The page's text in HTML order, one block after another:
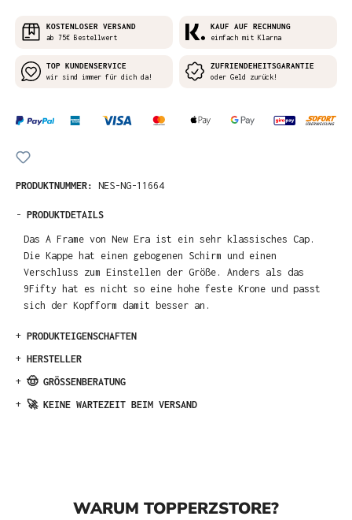
KOSTENLOSER VERSAND
ab 75€ Bestellwert
KAUF AUF RECHNUNG
einfach mit Klarna
TOP KUNDENSERVICE
wir sind immer für dich da!
ZUFRIENDEHEITSGARANTIE
oder Geld zurück!
PRODUKTNUMMER: NES-NG-11664
- PRODUKTDETAILS
Das A Frame von New Era ist ein sehr klassisches Cap.
Die Kappe hat einen gebogenen Schirm und einen
Verschluss zum Einstellen der Größe. Anders als das
9Fifty hat es nicht so eine hohe feste Krone und passt
sich der Kopfform damit besser an.
+ PRODUKTEIGENSCHAFTEN
+ HERSTELLER
+ 🤠 GRÖSSENBERATUNG
+ 🚀 KEINE WARTEZEIT BEIM VERSAND
WARUM TOPPERZSTORE?